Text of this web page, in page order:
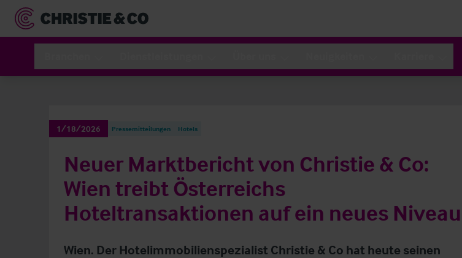
1/18/2026 Pressemitteilungen Hotels
Neuer Marktbericht von Christie & Co:
Wien treibt Österreichs
Hoteltransaktionen auf ein neues Niveau
Wien. Der Hotelimmobilienspezialist Christie & Co hat heute seinen